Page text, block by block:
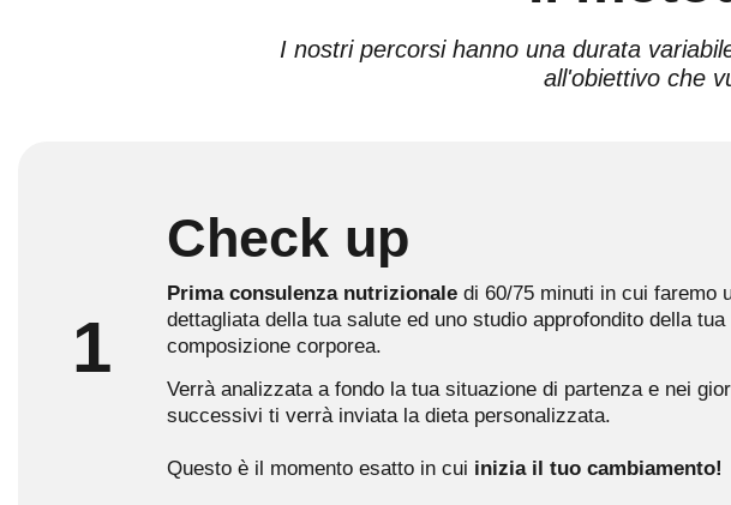
I nostri percorsi hanno una durata
all'obiettivo che
1
Check up
Prima consulenza nutrizionale di 60/75 minuti in cui faremo
dettagliata della tua salute ed uno studio approfondito della tua
composizione corporea.
Verrà analizzata a fondo la tua situazione di partenza e nei
successivi ti verrà inviata la dieta personalizzata.
Questo è il momento esatto in cui inizia il tuo cambiamento!